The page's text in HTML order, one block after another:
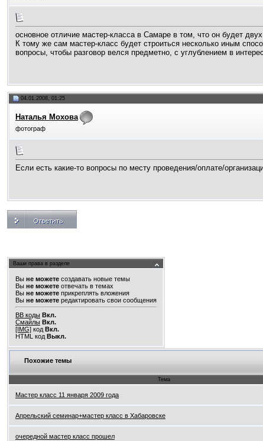
основное отличие мастер-класса в Самаре в том, что он будет
К тому же сам мастер-класс будет строиться несколько иным
вопросы, чтобы разговор велся предметно, с углублением в
04.01.2008, 01:25
Наталья Мохова
фотограф
Если есть какие-то вопросы по месту проведения/оплате/
Ваши права в разделе
Вы не можете создавать новые темы
Вы не можете отвечать в темах
Вы не можете прикреплять вложения
Вы не можете редактировать свои сообщения
BB коды Вкл.
Смайлы Вкл.
[IMG] код Вкл.
HTML код Выкл.
Похожие темы
Тема
Мастер класс 11 января 2009 года
Апрельский семинар+мастер класс в Хабаровске
очередной мастер класс прошел